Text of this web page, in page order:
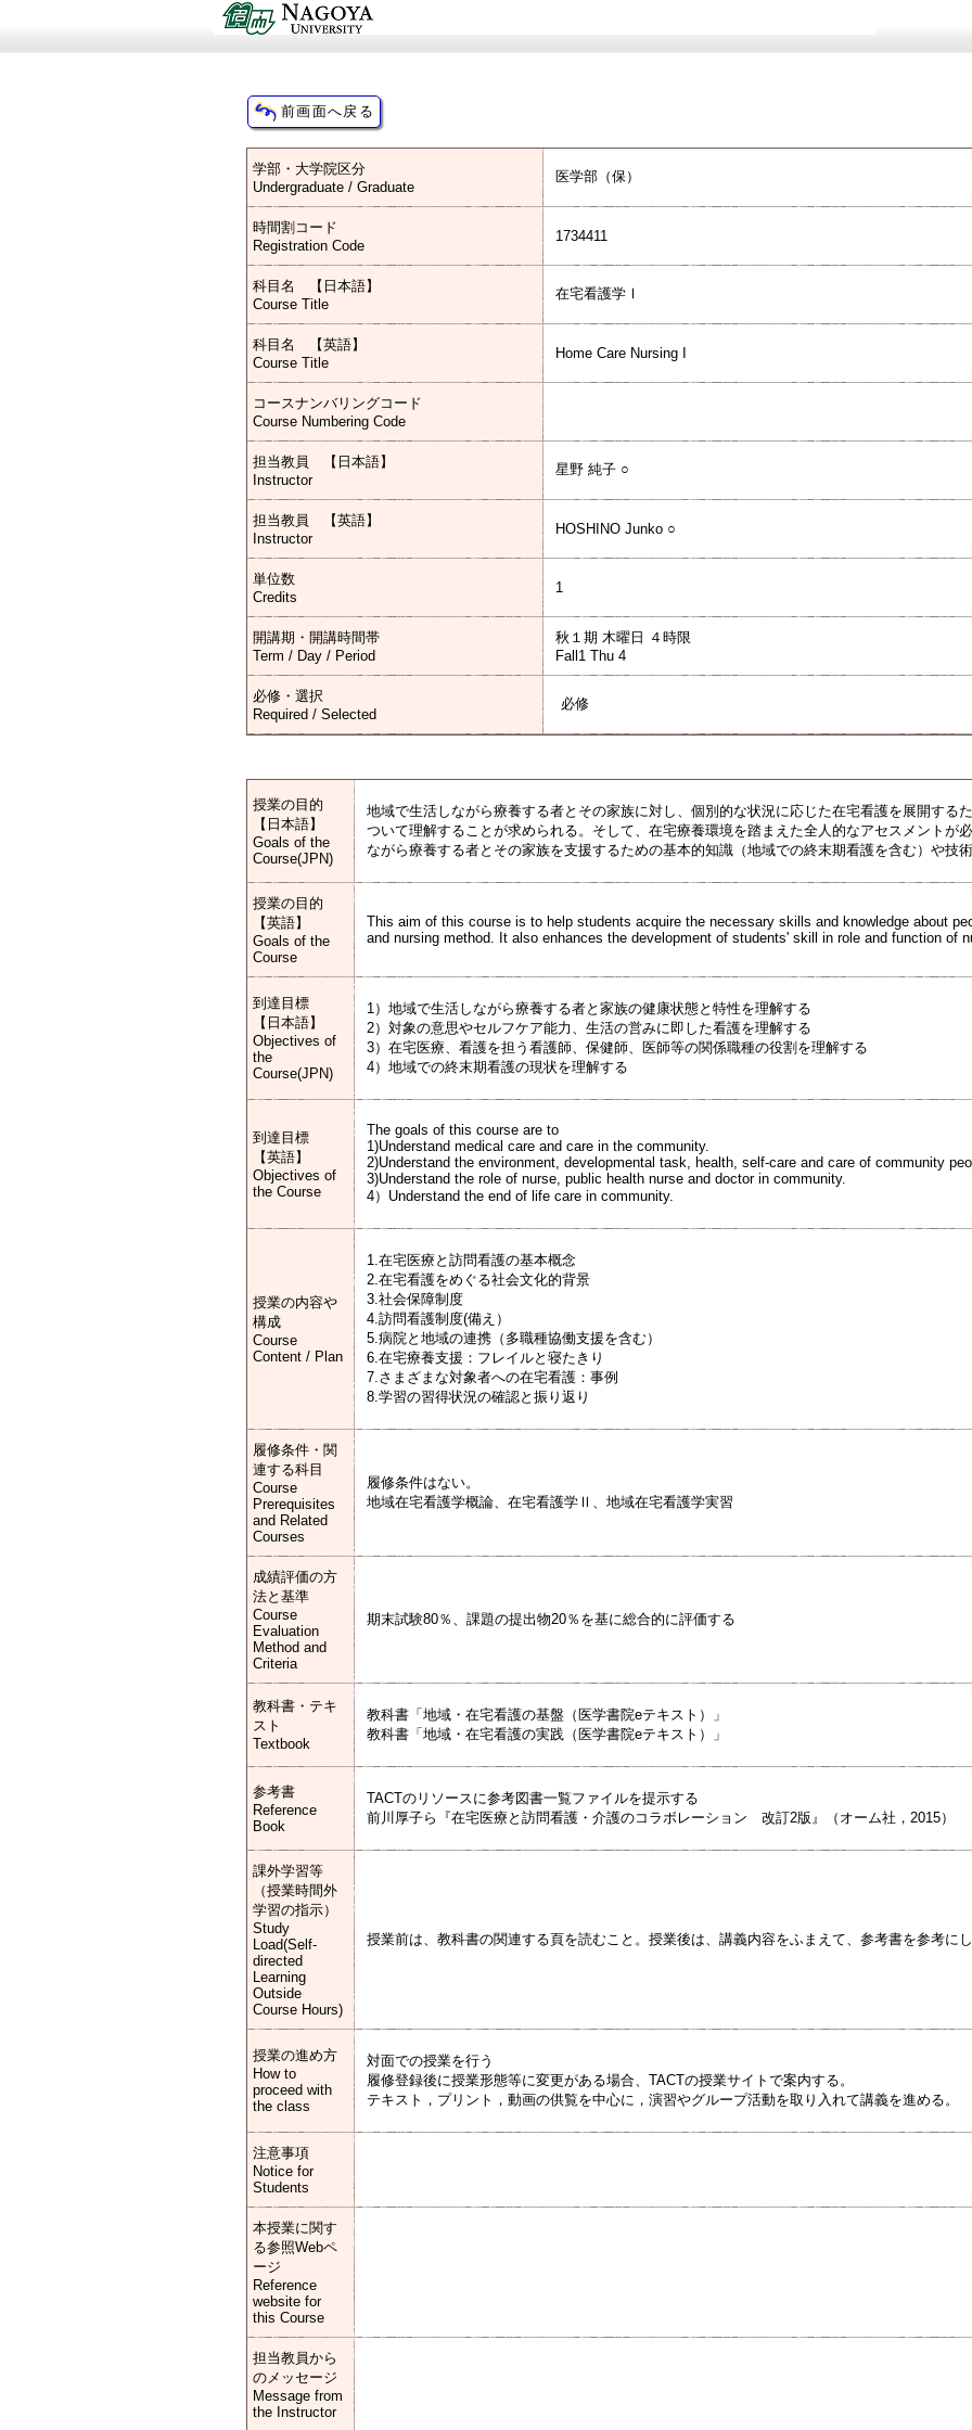
学部・大学院区分
Undergraduate / Graduate
医学部（保）
時間割コード
Registration Code
1734411
科目名 【日本語】
Course Title
在宅看護学Ⅰ
科目名 【英語】
Course Title
Home Care Nursing I
コースナンバリングコード
Course Numbering Code
担当教員 【日本語】
Instructor
星野 純子 ○
担当教員 【英語】
Instructor
HOSHINO Junko ○
単位数
Credits
1
開講期・開講時間帯
Term / Day / Period
秋１期 木曜日 ４時限
Fall1 Thu 4
必修・選択
Required / Selected
必修
授業の目的
【日本語】
Goals of the
Course(JPN)
地域で生活しながら療養する者とその家族に対し、個別的な状況に応じた在宅看護を展開する
ついて理解することが求められる。そして、在宅療養環境を踏まえた全人的なアセスメントが
ながら療養する者とその家族を支援するための基本的知識（地域での終末期看護を含む）や技術
授業の目的
【英語】
Goals of the
Course
This aim of this course is to help students acquire the necessary skills and knowledge about
and nursing method. It also enhances the development of students' skill in role and function of
到達目標
【日本語】
Objectives of
the
Course(JPN)
1）地域で生活しながら療養する者と家族の健康状態と特性を理解する
2）対象の意思やセルフケア能力、生活の営みに即した看護を理解する
3）在宅医療、看護を担う看護師、保健師、医師等の関係職種の役割を理解する
4）地域での終末期看護の現状を理解する
到達目標
【英語】
Objectives of
the Course
The goals of this course are to
1)Understand medical care and care in the community.
2)Understand the environment, developmental task, health, self-care and care of community
3)Understand the role of nurse, public health nurse and doctor in community.
4）Understand the end of life care in community.
授業の内容や
構成
Course
Content / Plan
1.在宅医療と訪問看護の基本概念
2.在宅看護をめぐる社会文化的背景
3.社会保障制度
4.訪問看護制度(備え）
5.病院と地域の連携（多職種協働支援を含む）
6.在宅療養支援：フレイルと寝たきり
7.さまざまな対象者への在宅看護：事例
8.学習の習得状況の確認と振り返り
履修条件・関
連する科目
Course
Prerequisites
and Related
Courses
履修条件はない。
地域在宅看護学概論、在宅看護学Ⅱ、地域在宅看護学実習
成績評価の方
法と基準
Course
Evaluation
Method and
Criteria
期末試験80％、課題の提出物20％を基に総合的に評価する
教科書・テキ
スト
Textbook
教科書「地域・在宅看護の基盤（医学書院eテキスト）」
教科書「地域・在宅看護の実践（医学書院eテキスト）」
参考書
Reference
Book
TACTのリソースに参考図書一覧ファイルを提示する
前川厚子ら『在宅医療と訪問看護・介護のコラボレーション 改訂2版』（オーム社，2015）
課外学習等
（授業時間外
学習の指示）
Study
Load(Self-
directed
Learning
Outside
Course Hours)
授業前は、教科書の関連する頁を読むこと。授業後は、講義内容をふまえて、参考書を参考に
授業の進め方
How to
proceed with
the class
対面での授業を行う
履修登録後に授業形態等に変更がある場合、TACTの授業サイトで案内する。
テキスト，プリント，動画の供覧を中心に，演習やグループ活動を取り入れて講義を進める。
注意事項
Notice for
Students
本授業に関す
る参照Webペ
ージ
Reference
website for
this Course
担当教員から
のメッセージ
Message from
the Instructor